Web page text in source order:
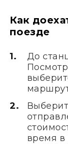
Как
поезде
До
время в